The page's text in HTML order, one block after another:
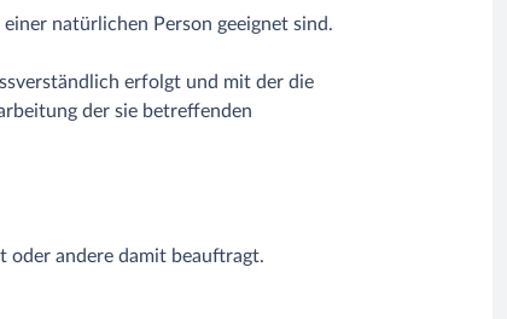
natürlichen Person geeignet sind.
erfolgt und mit der die
der sie betreffenden
oder andere damit beauftragt.